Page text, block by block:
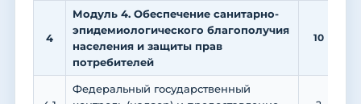
4
Модуль 4. Обеспечение санитарно-
эпидемиологического благополучия
населения и защиты прав
потребителей
10
Федеральный государственный